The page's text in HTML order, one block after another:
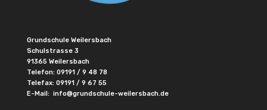
Grundschule Weilersbach
Schulstrasse 3
91365 Weilersbach
Telefon: 09191 / 9 48 78
Telefax: 09191 / 9 67 55
E-Mail: info@grundschule-weilersbach.de